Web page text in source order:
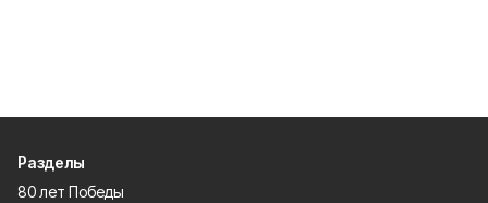
Разделы
80 лет Победы